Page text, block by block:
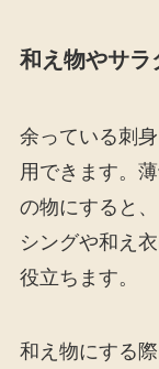
和え物やサラ
余っている刺
用できます。
の物にすると
シングや和え
役立ちます。
和え物にする